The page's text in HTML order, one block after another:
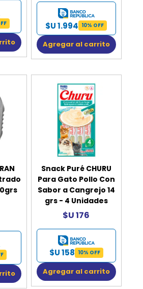
$U 1.994 10% OFF
Agregar al carrito
Snack Puré CHURU
Para Gato Pollo Con
Sabor a Cangrejo 14
grs - 4 Unidades
$U 176
$U 158 10% OFF
Agregar al carrito